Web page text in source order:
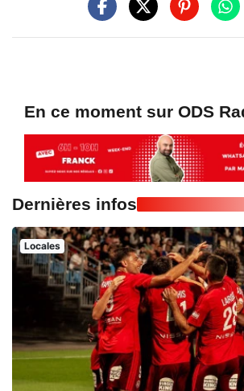
En ce moment sur ODS
Dernières infos
Locales